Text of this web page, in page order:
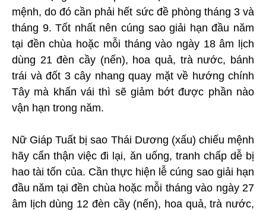
mệnh, do đó cần phải hết sức đề phòng tháng 3 và
tháng 9. Tốt nhất nên cúng sao giải hạn đầu năm
tại đền chùa hoặc mỗi tháng vào ngày 18 âm lịch
dùng 21 đèn cầy (nến), hoa quả, trà nước, bánh
trái và đốt 3 cây nhang quay mặt về hướng chính
Tây mà khấn vái thì sẽ giảm bớt được phần nào
vận hạn trong năm.
Nữ Giáp Tuất bị sao Thái Dương (xấu) chiếu mệnh
hãy cẩn thận việc đi lại, ăn uống, tranh chấp dễ bị
hao tài tốn của. Cần thực hiện lễ cúng sao giải hạn
đầu năm tại đền chùa hoặc mỗi tháng vào ngày 27
âm lịch dùng 12 đèn cầy (nến), hoa quả, trà nước,